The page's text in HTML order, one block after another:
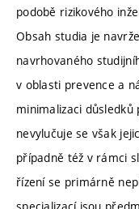
podobě rizikového
Obsah studia je
navrhovaného
v oblasti prevence a
minimalizaci
nevylučuje se však
případně též v rámci
řízení se primárně